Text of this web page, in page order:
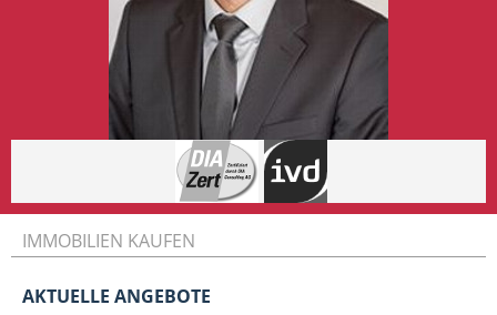
IMMOBILIEN KAUFEN
AKTUELLE ANGEBOTE